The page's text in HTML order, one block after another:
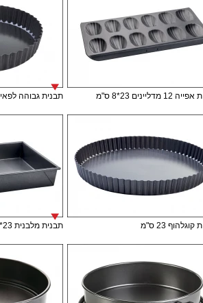
מדליינים 23*8 ס"מ תבנית גבוהה לפאי 20ס"מ תחתית נשלפת
23 ס"מ תבנית מלבנית 23*348*5ס"מ עמוקה